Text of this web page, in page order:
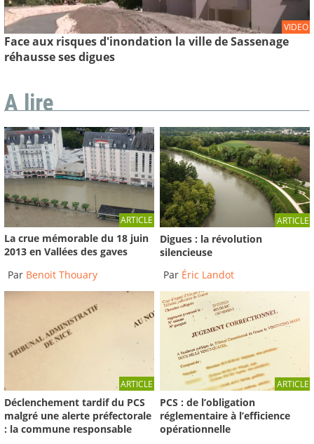
VIDEO
Face aux risques d'inondation la ville de Sassenage
réhausse ses digues
A lire
ARTICLE
La crue mémorable du 18 juin
2013 en Vallées des gaves
Par Benoit Thouary
ARTICLE
Digues : la révolution
silencieuse
Par Éric Landot
ARTICLE
Déclenchement tardif du PCS
malgré une alerte préfectorale
: la commune responsable
ARTICLE
PCS : de l’obligation
réglementaire à l’efficience
opérationnelle